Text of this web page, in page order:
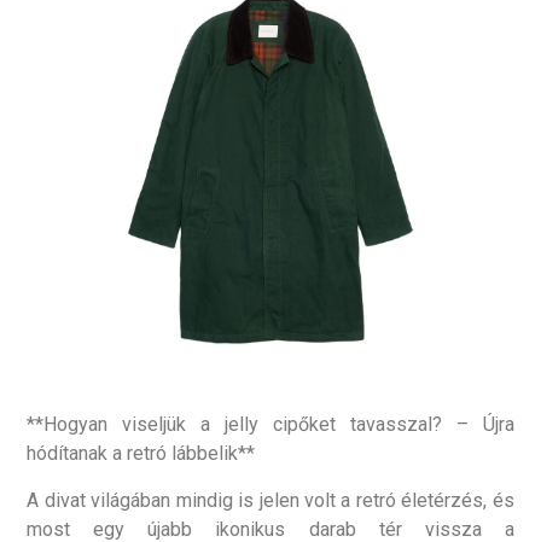
**Hogyan viseljük a jelly cipőket tavasszal? – Újra
hódítanak a retró lábbelik**
A divat világában mindig is jelen volt a retró életérzés, és
most egy újabb ikonikus darab tér vissza a